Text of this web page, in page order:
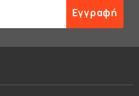
Εγγραφή